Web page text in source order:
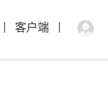
客户端